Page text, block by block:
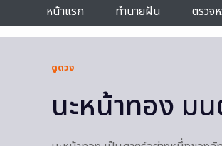
หน้าแรก
ทำนายฝัน ตรวจ
ดูดวง
นะหน้าทอง ม